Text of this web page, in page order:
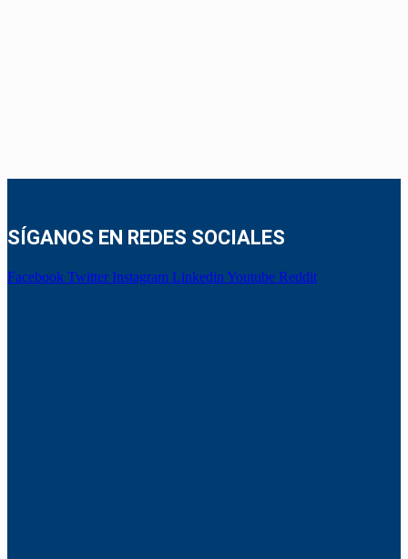
SÍGANOS EN REDES SOCIALES
Facebook Twitter Instagram Linkedin Youtube Reddit